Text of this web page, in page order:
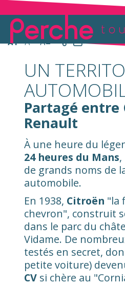
Balades
route
A+ A- A=
UN
Partagé
Renault
À une heure du
24 heures du Mans
de grands noms de
automobile.
En 1938, Citroën "la
chevron", construit
dans le parc du
Vidame. De
testés en secret,
petite voiture)
CVsi chère au